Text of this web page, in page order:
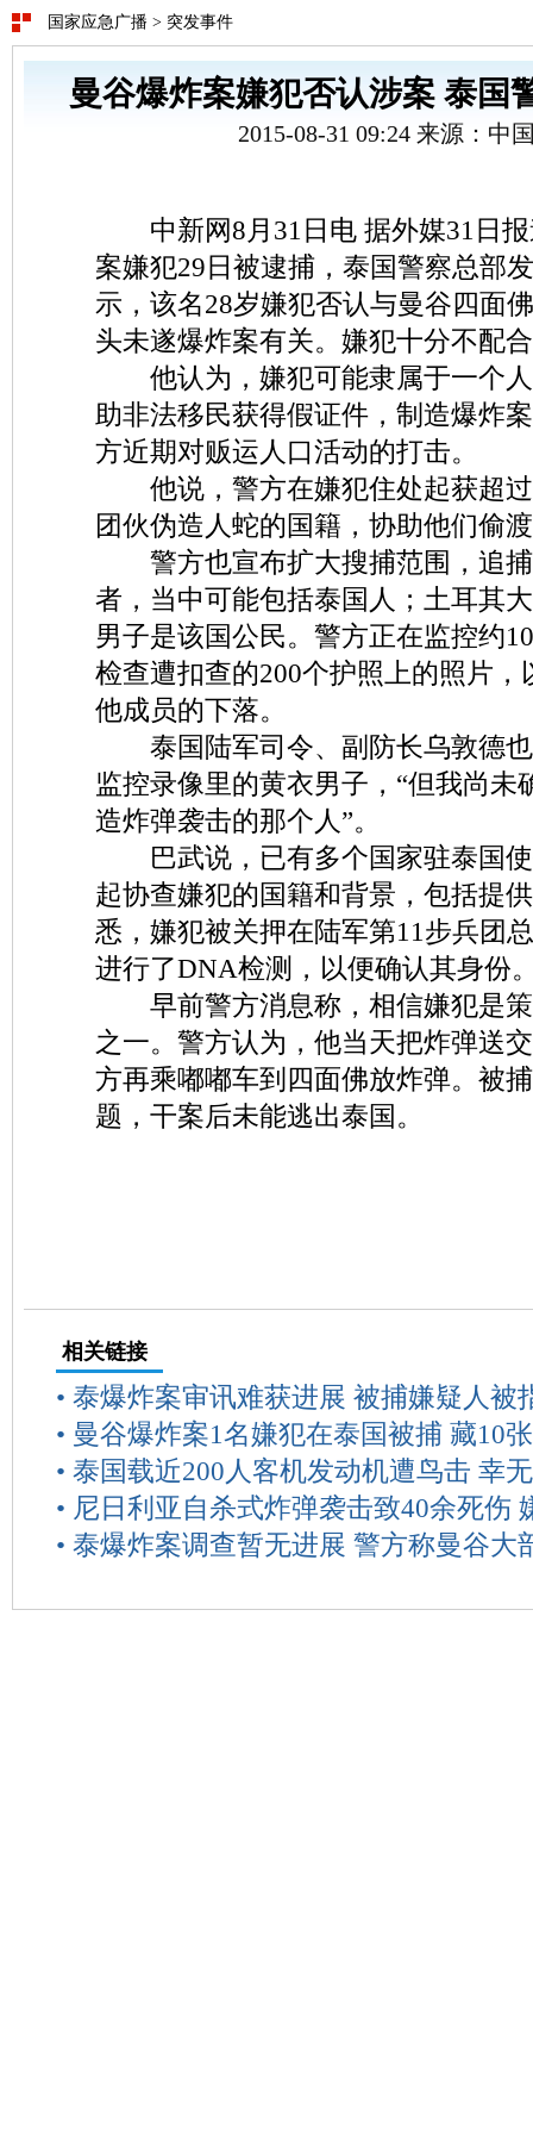
国家应急广播 > 突发事件
曼谷爆炸案嫌犯否认涉案 泰国
2015-08-31 09:24 来源：中
中新网8月31日电 据外媒31日报
案嫌犯29日被逮捕，泰国警察总部
示，该名28岁嫌犯否认与曼谷四面
头未遂爆炸案有关。嫌犯十分不配
他认为，嫌犯可能隶属于一个人
助非法移民获得假证件，制造爆炸
方近期对贩运人口活动的打击。
他说，警方在嫌犯住处起获超过
团伙伪造人蛇的国籍，协助他们偷
警方也宣布扩大搜捕范围，追捕
者，当中可能包括泰国人；土耳其
男子是该国公民。警方正在监控约
检查遭扣查的200个护照上的照片，
他成员的下落。
泰国陆军司令、副防长乌敦德也
监控录像里的黄衣男子，“但我尚未
造炸弹袭击的那个人”。
巴武说，已有多个国家驻泰国使
起协查嫌犯的国籍和背景，包括提
悉，嫌犯被关押在陆军第11步兵团
进行了DNA检测，以便确认其身份
早前警方消息称，相信嫌犯是策
之一。警方认为，他当天把炸弹送
方再乘嘟嘟车到四面佛放炸弹。被
题，干案后未能逃出泰国。
相关链接
• 泰爆炸案审讯难获进展 被捕嫌疑人被
• 曼谷爆炸案1名嫌犯在泰国被捕 藏10
• 泰国载近200人客机发动机遭鸟击 幸
• 尼日利亚自杀式炸弹袭击致40余死伤
• 泰爆炸案调查暂无进展 警方称曼谷大